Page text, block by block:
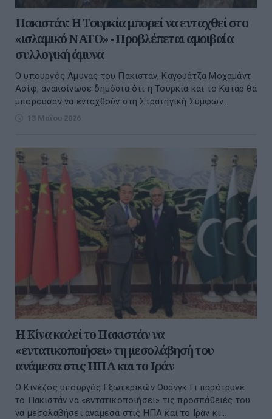
Πακιστάν: Η Τουρκία μπορεί να ενταχθεί στο
«ισλαμικό ΝΑΤΟ» - Προβλέπεται αμοιβαία
συλλογική άμυνα
Ο υπουργός Άμυνας του Πακιστάν, Καγουάτζα Μοχαμάντ
Ασίφ, ανακοίνωσε δημόσια ότι η Τουρκία και το Κατάρ θα
μπορούσαν να ενταχθούν στη Στρατηγική Συμφων...
13 Μαΐου 2026
Η Κίνα καλεί το Πακιστάν να
«εντατικοποιήσει» τη μεσολάβησή του
ανάμεσα στις ΗΠΑ και το Ιράν
Ο Κινέζος υπουργός Εξωτερικών Ουάνγκ Γι παρότρυνε
το Πακιστάν να «εντατικοποιήσει» τις προσπάθειές του
να μεσολαβήσει ανάμεσα στις ΗΠΑ και το Ιράν κι ...